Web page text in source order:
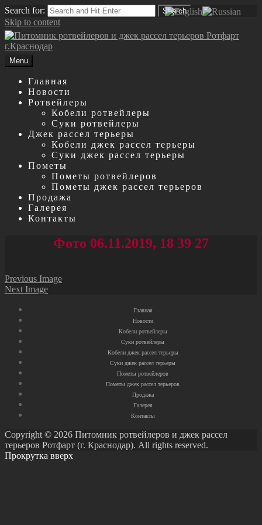
Search for: Search
Skip to content
Menu
Главная
Новости
Ротвейлеры
Кобели ротвейлеры
Суки ротвейлеры
Джек рассел терьеры
Кобели джек рассел терьеры
Суки джек рассел терьеры
Пометы
Пометы ротвейлеров
Пометы джек рассел терьеров
Продажа
Галерея
Контакты
Фото 06.11.2019, 18 39 27
Previous Image
Next Image
Главная
Новости
Кобели ротвейлеры
Суки ротвейлеры
Кобели джек рассел терьеры
Суки джек рассел терьеры
Пометы ротвейлеров
Пометы джек рассел терьеров
Продажа
Галерея
Контакты
Copyright © 2026 Питомник ротвейлеров и джек рассел
терьеров Ротфарт (г. Краснодар). All rights reserved.
Прокрутка вверх